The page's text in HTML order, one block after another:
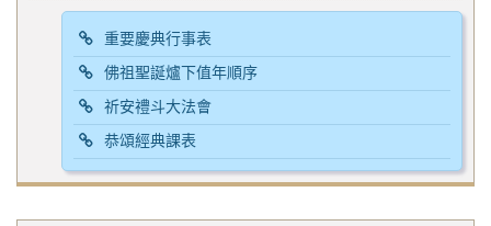
重要慶典行事表
佛祖聖誕爐下值年順序
祈安禮斗大法會
恭頌經典課表